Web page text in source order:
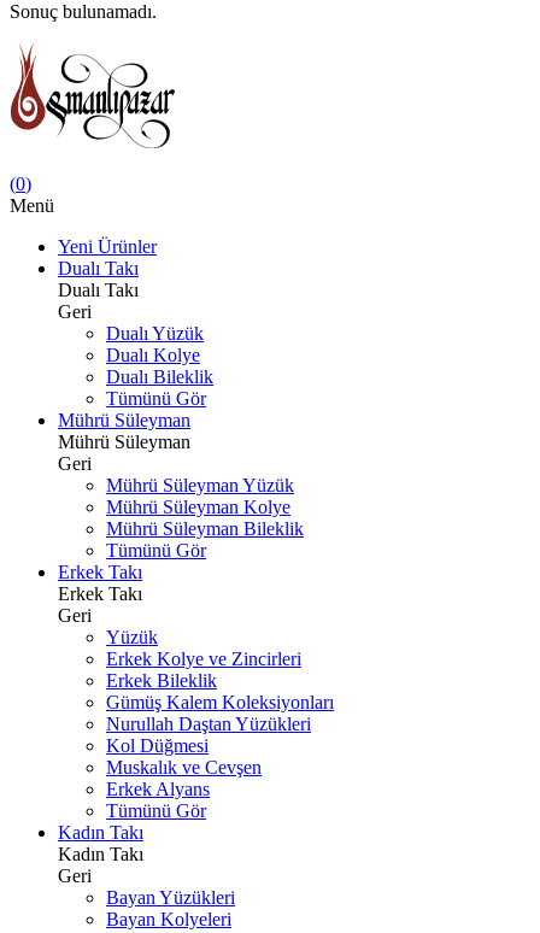
Sonuç bulunamadı.
(0)
Menü
Yeni Ürünler
Dualı Takı
Dualı Takı
Geri
Dualı Yüzük
Dualı Kolye
Dualı Bileklik
Tümünü Gör
Mührü Süleyman
Mührü Süleyman
Geri
Mührü Süleyman Yüzük
Mührü Süleyman Kolye
Mührü Süleyman Bileklik
Tümünü Gör
Erkek Takı
Erkek Takı
Geri
Yüzük
Erkek Kolye ve Zincirleri
Erkek Bileklik
Gümüş Kalem Koleksiyonları
Nurullah Daştan Yüzükleri
Kol Düğmesi
Muskalık ve Cevşen
Erkek Alyans
Tümünü Gör
Kadın Takı
Kadın Takı
Geri
Bayan Yüzükleri
Bayan Kolyeleri